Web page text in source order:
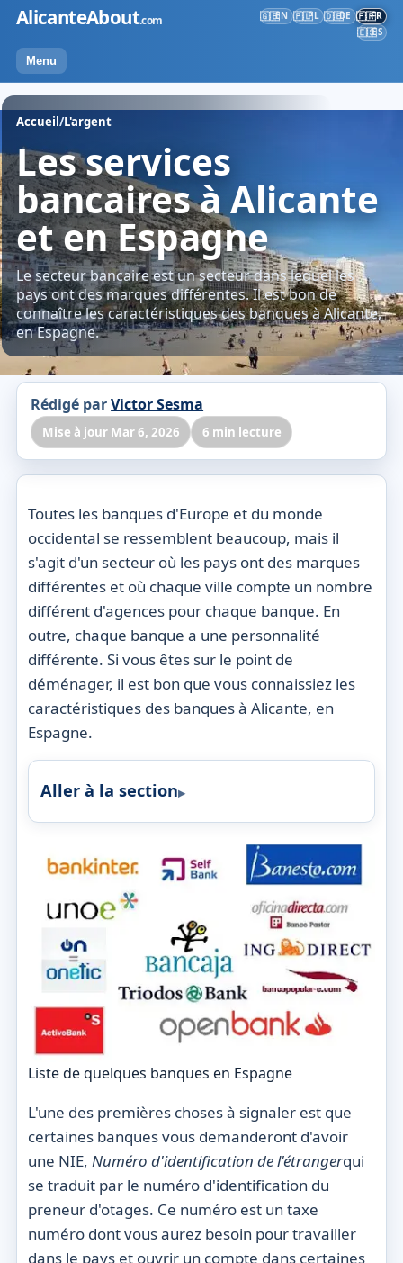
Skip
content
AlicanteAbout.com
Menu
🇬🇧EN 🇵🇱PL 🇩🇪DE 🇫🇷FR
🇪🇸ES
Accueil/L'argent
Les services
bancaires à Alicante
et en Espagne
Le secteur bancaire est un secteur dans lequel les
pays ont des marques différentes. Il est bon de
connaître les caractéristiques des banques à Alicante,
en Espagne.
Rédigé parVictor Sesma
Mise à jour Mar 6, 2026 6 min lecture
Toutes les banques d'Europe et du monde
occidental se ressemblent beaucoup, mais il
s'agit d'un secteur où les pays ont des marques
différentes et où chaque ville compte un nombre
différent d'agences pour chaque banque. En
outre, chaque banque a une personnalité
différente. Si vous êtes sur le point de
déménager, il est bon que vous connaissiez les
caractéristiques des banques à Alicante, en
Espagne.
Aller à la section
Liste de quelques banques en Espagne
L'une des premières choses à signaler est que
certaines banques vous demanderont d'avoir
une NIE, Numéro d'identification de l'étrangerqui
se traduit par le numéro d'identification du
preneur d'otages. Ce numéro est un taxe
numéro dont vous aurez besoin pour travailler
dans le pays et ouvrir un compte dans certaines